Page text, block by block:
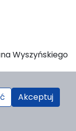
Wyszyńskiego
Akceptuj